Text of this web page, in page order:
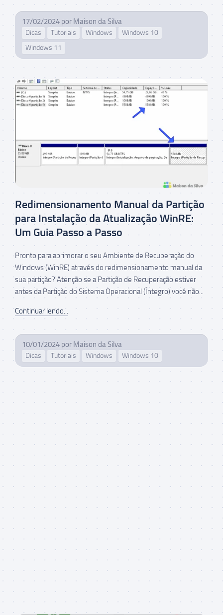
17/02/2024 por Maison da Silva
Dicas Tutoriais Windows
Windows 10
Windows 11
Redimensionamento Manual da Partição
para Instalação da Atualização WinRE:
Um Guia Passo a Passo
Pronto para aprimorar o seu Ambiente de Recuperação do
Windows (WinRE) através do redimensionamento manual da
sua partição? Atenção se a Partição de Recuperação estiver
antes da Partição do Sistema Operacional (Íntegro) você não...
Continuar lendo...
10/01/2024 por Maison da Silva
Dicas Tutoriais Windows Windows 10